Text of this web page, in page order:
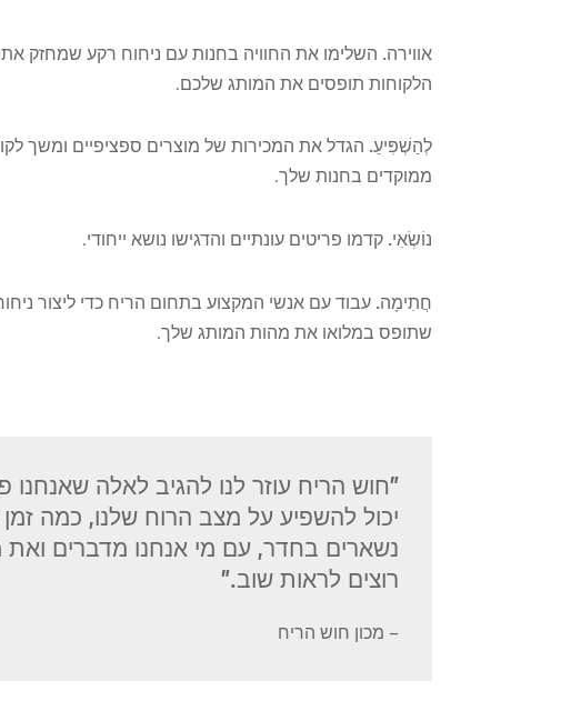
אווירה. השלימו את החוויה בחנות עם ניחוח רקע שמחזק את
הלקוחות תופסים את המותג שלכם.
לְהַשְׁפִּיעַ. הגדל את המכירות של מוצרים ספציפיים ומשך
ממוקדים בחנות שלך.
נוֹשְׂאִי. קדמו פריטים עונתיים והדגישו נושא ייחודי.
חֲתִימָה. עבוד עם אנשי המקצוע בתחום הריח כדי ליצור
שתופס במלואו את מהות המותג שלך.
"חוש הריח עוזר לנו להגיב לאלה שאנחנו
יכול להשפיע על מצב הרוח שלנו, כמה זמן
נשארים בחדר, עם מי אנחנו מדברים ואת
רוצים לראות שוב."
– מכון חוש הריח